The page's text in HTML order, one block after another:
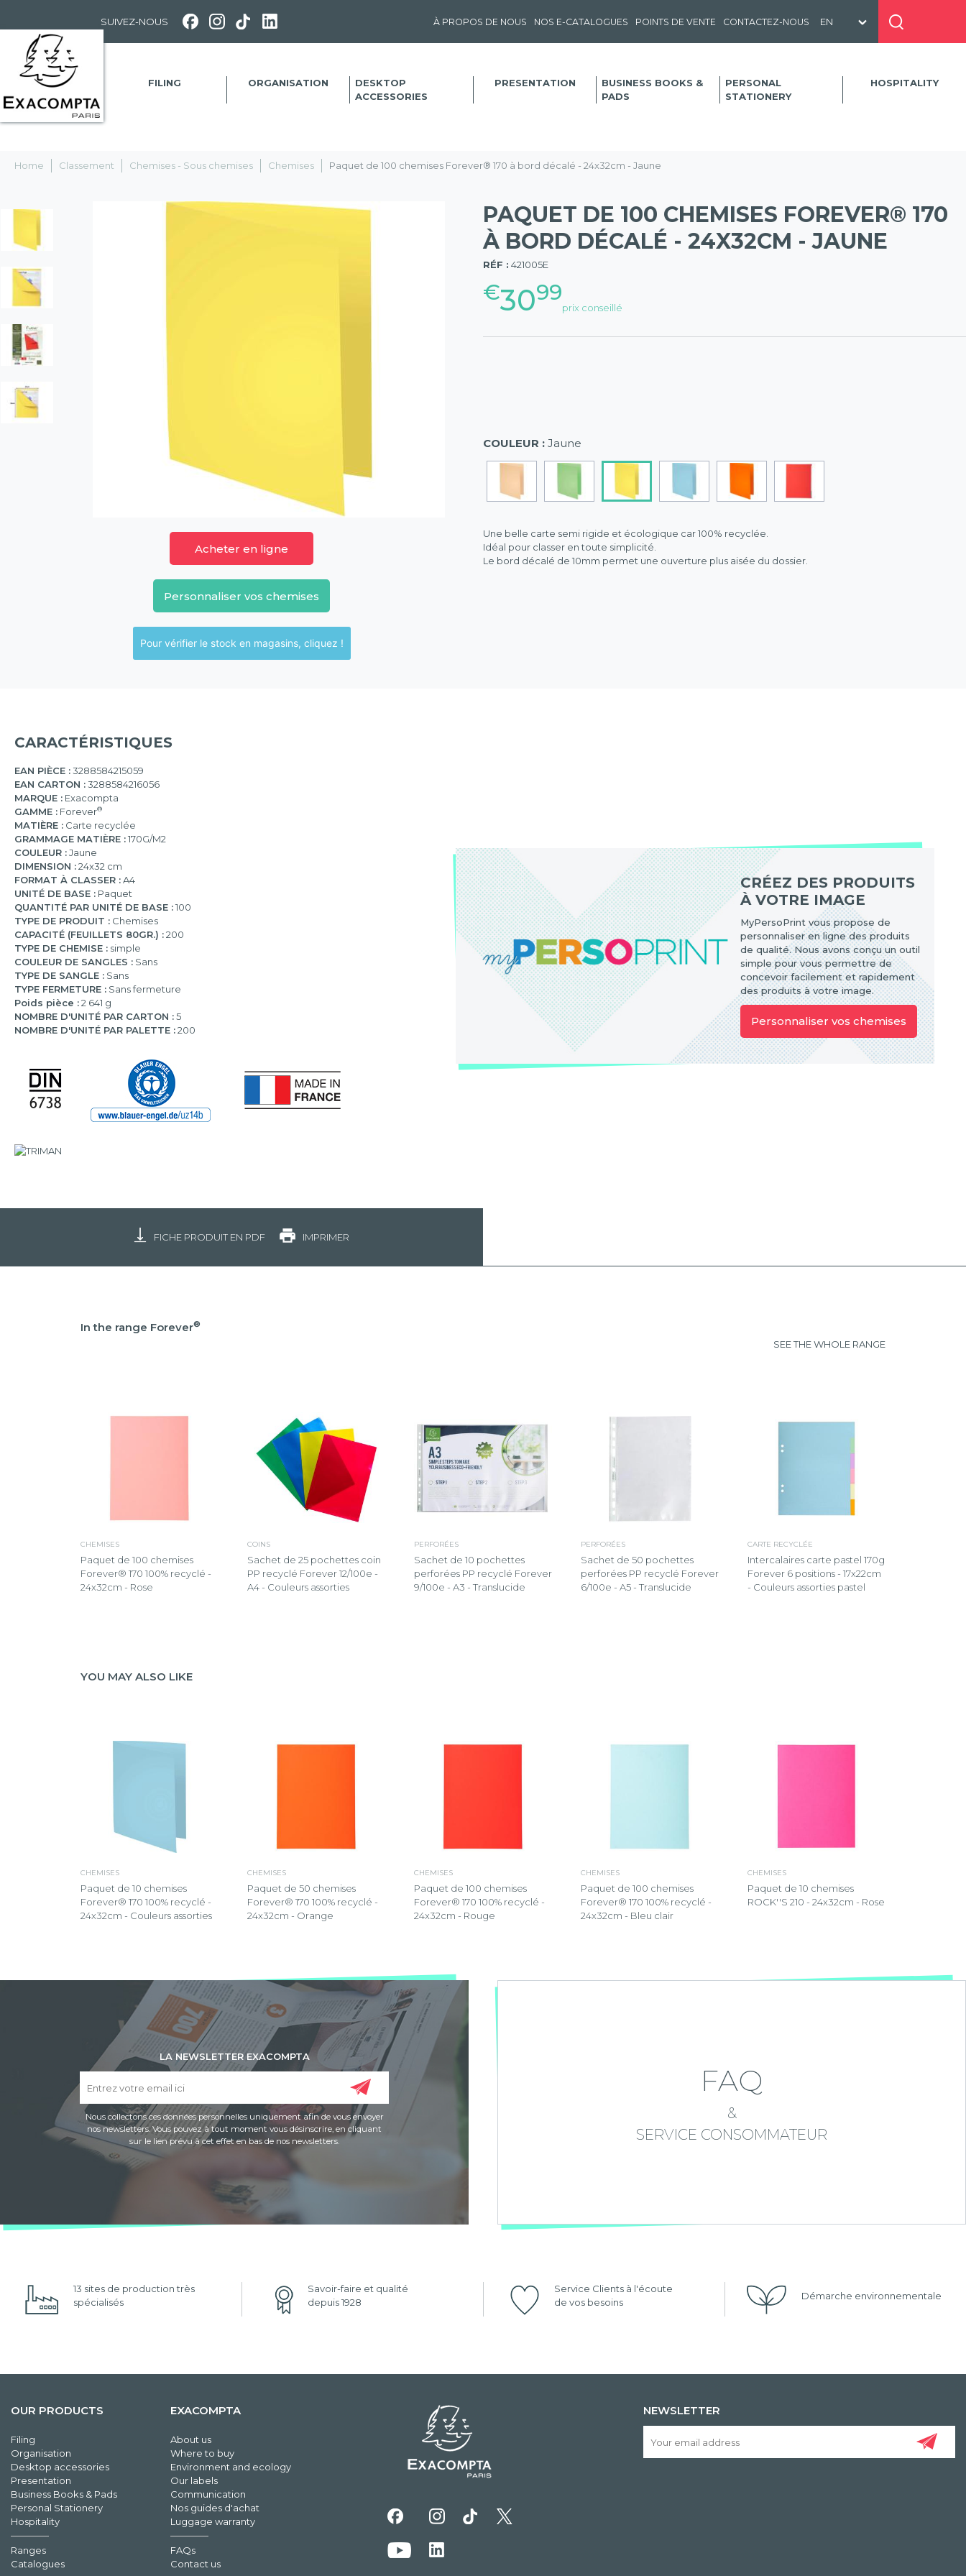
SUIVEZ-NOUS À PROPOS DE NOUS NOS E-CATALOGUES POINTS DE VENTE CONTACTEZ-NOUS
FILING ORGANISATION
DESKTOP
ACCESSORIES
PRESENTATION
BUSINESS BOOKS &
PADS
PERSONAL
STATIONERY
HOSPITALITY
Home Classement Chemises - Sous chemises Chemises Paquet de 100 chemises Forever® 170 à bord décalé - 24x32cm - Jaune
Acheter en ligne
Personnaliser vos chemises
Pour vérifier le stock en magasins, cliquez !
PAQUET DE 100 CHEMISES FOREVER® 170
À BORD DÉCALÉ - 24X32CM - JAUNE
RÉF : 421005E
€3099
prix conseillé
(57)
COULEUR : Jaune
Une belle carte semi rigide et écologique car 100% recyclée.
Idéal pour classer en toute simplicité.
Le bord décalé de 10mm permet une ouverture plus aisée du dossier.
CARACTÉRISTIQUES
EAN PIÈCE :3288584215059
EAN CARTON :3288584216056
MARQUE : Exacompta
GAMME : Forever®
MATIÈRE : Carte recyclée
GRAMMAGE MATIÈRE :170G/M2
COULEUR :Jaune
DIMENSION :24x32 cm
FORMAT À CLASSER :A4
UNITÉ DE BASE : Paquet
QUANTITÉ PAR UNITÉ DE BASE :100
TYPE DE PRODUIT : Chemises
CAPACITÉ (FEUILLETS 80GR.) :200
TYPE DE CHEMISE : simple
COULEUR DE SANGLES : Sans
TYPE DE SANGLE : Sans
TYPE FERMETURE : Sans fermeture
Poids pièce :2 641 g
NOMBRE D'UNITÉ PAR CARTON :5
NOMBRE D'UNITÉ PAR PALETTE :200
CRÉEZ DES PRODUITS
À VOTRE IMAGE
MyPersoPrint vous propose de
personnaliser en ligne des produits
de qualité. Nous avons conçu un outil
simple pour vous permettre de
concevoir facilement et rapidement
des produits à votre image.
Personnaliser vos chemises
FICHE PRODUIT EN PDF IMPRIMER
In the range Forever®
SEE THE WHOLE RANGE
CHEMISES
Paquet de 100 chemises
Forever® 170 100% recyclé -
24x32cm - Rose
COINS
Sachet de 25 pochettes coin
PP recyclé Forever 12/100e -
A4 - Couleurs assorties
PERFORÉES
Sachet de 10 pochettes
perforées PP recyclé Forever
9/100e - A3 - Translucide
PERFORÉES
Sachet de 50 pochettes
perforées PP recyclé Forever
6/100e - A5 - Translucide
CARTE RECYCLÉE
Intercalaires carte pastel 170g
Forever 6 positions - 17x22cm
- Couleurs assorties pastel
YOU MAY ALSO LIKE
CHEMISES
Paquet de 10 chemises
Forever® 170 100% recyclé -
24x32cm - Couleurs assorties
CHEMISES
Paquet de 50 chemises
Forever® 170 100% recyclé -
24x32cm - Orange
CHEMISES
Paquet de 100 chemises
Forever® 170 100% recyclé -
24x32cm - Rouge
CHEMISES
Paquet de 100 chemises
Forever® 170 100% recyclé -
24x32cm - Bleu clair
CHEMISES
Paquet de 10 chemises
ROCK''S 210 - 24x32cm - Rose
LA NEWSLETTER EXACOMPTA
Nous collectons ces données personnelles uniquement afin de vous envoyer
nos newsletters. Vous pouvez à tout moment vous désinscrire, en cliquant
sur le lien prévu à cet effet en bas de nos newsletters.
FAQ
&
SERVICE CONSOMMATEUR
13 sites de production très
spécialisés
Savoir-faire et qualité
depuis 1928
Service Clients à l'écoute
de vos besoins
Démarche environnementale
OUR PRODUCTS
Filing
Organisation
Desktop accessories
Presentation
Business Books & Pads
Personal Stationery
Hospitality
Ranges
Catalogues
EXACOMPTA
About us
Where to buy
Environment and ecology
Our labels
Communication
Nos guides d'achat
Luggage warranty
FAQs
Contact us
NEWSLETTER